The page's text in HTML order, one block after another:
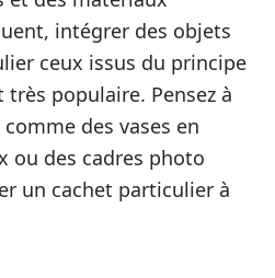
intégrer des objets
ceux issus du principe
populaire. Pensez à
des vases en
ou des cadres photo
un cachet particulier à